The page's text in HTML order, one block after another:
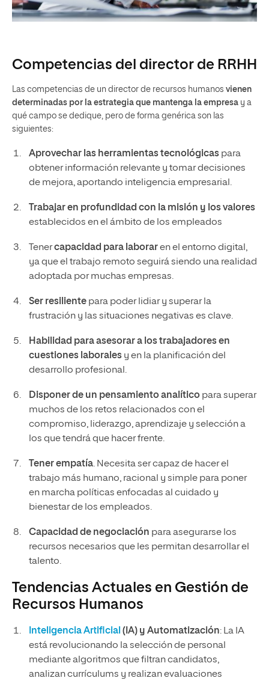
Competencias del director de RRHH
Las competencias de un director de recursos humanos vienen
determinadas por la estrategia que mantenga la empresa y a
qué campo se dedique, pero de forma genérica son las
siguientes:
Aprovechar las herramientas tecnológicaspara
obtener información relevante y tomar decisiones
de mejora, aportando inteligencia empresarial.
Trabajar en profundidad con la misión y los valores
establecidos en el ámbito de los empleados
Tenercapacidad para laboraren el entorno digital,
ya que el trabajo remoto seguirá siendo una realidad
adoptada por muchas empresas.
Ser resiliente para poder lidiar y superar la
frustración y las situaciones negativas es clave.
Habilidad para asesorar a los trabajadores en
cuestiones laborales y en la planificación del
desarrollo profesional.
Disponer de un pensamiento analítico para superar
muchos de los retos relacionados con el
compromiso, liderazgo, aprendizaje y selección a
los que tendrá que hacer frente.
Tener empatía. Necesita ser capaz de hacer el
trabajo más humano, racional y simple para poner
en marcha políticas enfocadas al cuidado y
bienestar de los empleados.
Capacidad de negociación para asegurarse los
recursos necesarios que les permitan desarrollar el
talento.
Tendencias Actuales en Gestión de
Recursos Humanos
Inteligencia Artificial (IA) y Automatización: La IA
está revolucionando la selección de personal
mediante algoritmos que filtran candidatos,
analizan currículums y realizan evaluaciones